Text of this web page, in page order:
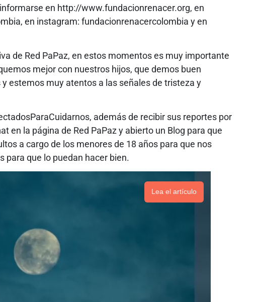
en http://www.fundacionrenacer.org, en
en instagram: fundacionrenacercolombia y en
de Red PaPaz, en estos momentos es muy importante
mejor con nuestros hijos, que demos buen
estemos muy atentos a las señales de tristeza y
además de recibir sus reportes por
en la página de Red PaPaz y abierto un Blog para que
a cargo de los menores de 18 años para que nos
para que lo puedan hacer bien.
Lea el artículo